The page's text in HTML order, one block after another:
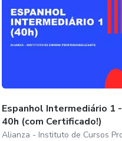
Espanhol Intermediário 1 -
40h (com Certificado!)